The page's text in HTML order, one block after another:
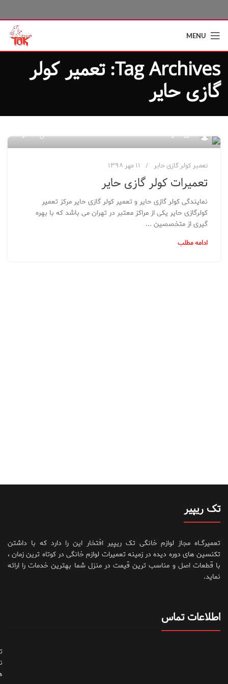
MENU
Tag Archives: تعمیر کولر
گازی حایر
مدیر سایت
تعمیر کولر گازی حایر ۱۱ مهر ۱۳۹۸
تعمیرات کولر گازی حایر
نمایندگی کولر گازی حایر و تعمیر کولر گازی حایر مرکز تعمیر
کولرگازی حایر یکی از مراکز معتبر در تهران می باشد که با بهره
گیری از متخصصین ...
ادامه مطلب
تک ریپیر
تعمیرگــاه مجاز لوازم خانگی تک ریپیر افتخار این را دارد که با داشتن
تکنسین های دوره دیده در زمینه تعمیرات لوازم خانگی در کوتاه ترین زمان ،
با قطعات اصل و مناسب ترین قیمت در منزل شما بهترین خدمات را ارائه
نماید.
اطلاعات تماس